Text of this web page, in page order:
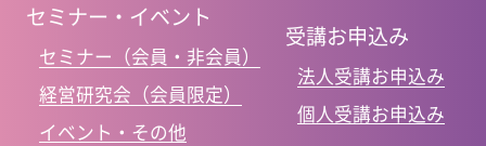
セミナー・イベント
セミナー（会員・非会員）
経営研究会（会員限定）
イベント・その他
受講お申込み
法人受講お申込み
個人受講お申込み